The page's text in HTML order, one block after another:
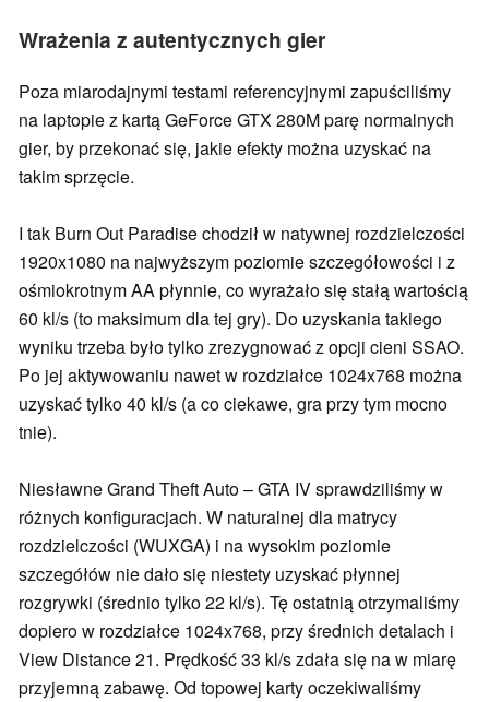
Wrażenia z autentycznych gier
Poza miarodajnymi testami referencyjnymi zapuściliśmy
na laptopie z kartą GeForce GTX 280M parę normalnych
gier, by przekonać się, jakie efekty można uzyskać na
takim sprzęcie.
I tak Burn Out Paradise chodził w natywnej rozdzielczości
1920x1080 na najwyższym poziomie szczegółowości i z
ośmiokrotnym AA płynnie, co wyrażało się stałą wartością
60 kl/s (to maksimum dla tej gry). Do uzyskania takiego
wyniku trzeba było tylko zrezygnować z opcji cieni SSAO.
Po jej aktywowaniu nawet w rozdziałce 1024x768 można
uzyskać tylko 40 kl/s (a co ciekawe, gra przy tym mocno
tnie).
Niesławne Grand Theft Auto – GTA IV sprawdziliśmy w
różnych konfiguracjach. W naturalnej dla matrycy
rozdzielczości (WUXGA) i na wysokim poziomie
szczegółów nie dało się niestety uzyskać płynnej
rozgrywki (średnio tylko 22 kl/s). Tę ostatnią otrzymaliśmy
dopiero w rozdziałce 1024x768, przy średnich detalach i
View Distance 21. Prędkość 33 kl/s zdała się na w miarę
przyjemną zabawę. Od topowej karty oczekiwaliśmy